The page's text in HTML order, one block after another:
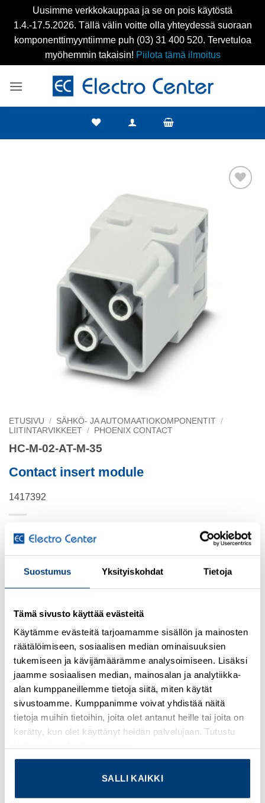
Suostumus Yksityiskohdat Tietoja
Tämä sivusto käyttää evästeitä
Käytämme evästeitä tarjoamamme sisällön ja mainosten
räätälöimiseen, sosiaalisen median ominaisuuksien
tukemiseen ja kävijämäärämme analysoimiseen. Lisäksi
jaamme sosiaalisen median, mainosalan ja analytiikka-
alan kumppaneillemme tietoja siitä, miten käytät
sivustoamme. Kumppanimme voivat yhdistää näitä
tietoja muihin tietoihin, joita olet antanut heille tai joita on
kerätty, kun olet käyttänyt heidän palvelujaan. Tutustu
SALLI KAIKKI
Uusimme verkkokauppaa ja se on pois käytöstä
1.4.-17.5.2026. Tällä välin voitte olla yhteydessä suoraan
komponenttimyyntiimme puh (03) 31 400 520. Tervetuloa
myöhemmin takaisin! Piilota tämä ilmoitus
ETUSIVU / SÄHKÖ- JA AUTOMAATIOKOMPONENTIT /
LIITINTARVIKKEET / PHOENIX CONTACT
HC-M-02-AT-M-35
Contact insert module
1417392
verkkokauppaa
contacts: 2, control contacts: 0, Pin, Axial screw
connection, 1000 V, 100 A, 10 mm² … 35 mm², application:
Power
Lisätietoja tuotteesta
Osasto:Phoenix Contact